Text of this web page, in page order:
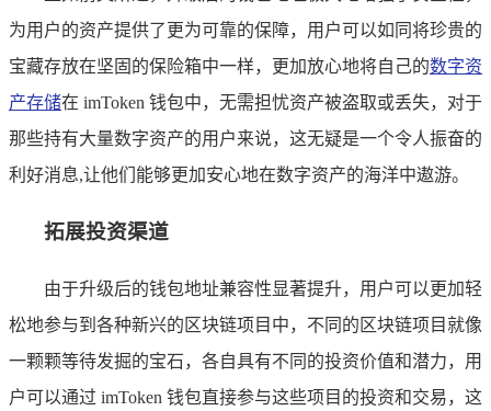
为用户的资产提供了更为可靠的保障，用户可以如同将珍贵的
宝藏存放在坚固的保险箱中一样，更加放心地将自己的数字资
产存储在 imToken 钱包中，无需担忧资产被盗取或丢失，对于
那些持有大量数字资产的用户来说，这无疑是一个令人振奋的
利好消息,让他们能够更加安心地在数字资产的海洋中遨游。
拓展投资渠道
由于升级后的钱包地址兼容性显著提升，用户可以更加轻
松地参与到各种新兴的区块链项目中，不同的区块链项目就像
一颗颗等待发掘的宝石，各自具有不同的投资价值和潜力，用
户可以通过 imToken 钱包直接参与这些项目的投资和交易，这